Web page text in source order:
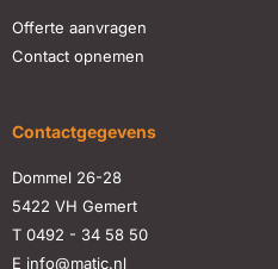
Offerte aanvragen
Contact opnemen
Contactgegevens
Dommel 26-28
5422 VH Gemert
T 0492 - 34 58 50
E info@matic.nl